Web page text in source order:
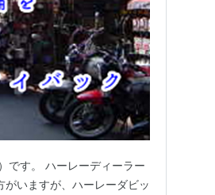
です。 ハーレーディーラー
いますが、ハーレーダビッ